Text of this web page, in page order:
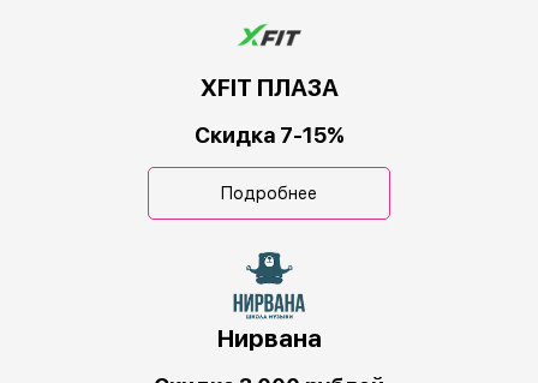
XFIT ПЛАЗА
Скидка 7-15%
Подробнее
Нирвана